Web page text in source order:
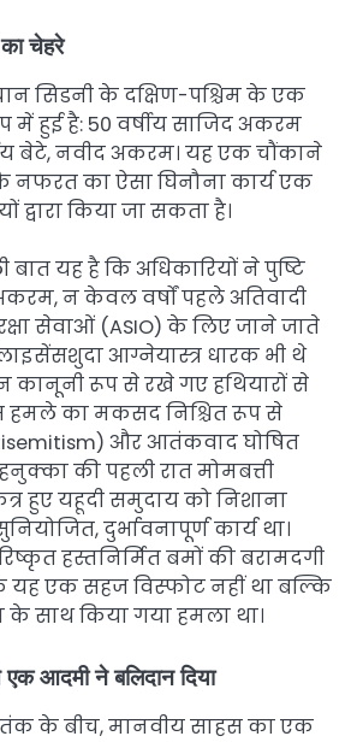
चेहरे
सिडनी के दक्षिण-पश्चिम के एक
में हुई है: 50 वर्षीय साजिद अकरम
बेटे, नवीद अकरम। यह एक चौंकाने
नफरत का ऐसा घिनौना कार्य एक
द्वारा किया जा सकता है।
यह है कि अधिकारियों ने पुष्टि
न केवल वर्षों पहले अतिवादी
सेवाओं (ASIO) के लिए जाने जाते
आग्नेयास्त्र धारक भी थे
कानूनी रूप से रखे गए हथियारों से
हमले का मकसद निश्चित रूप से
और आतंकवाद घोषित
की पहली रात मोमबत्ती
हुए यहूदी समुदाय को निशाना
दुर्भावनापूर्ण कार्य था।
हस्तनिर्मित बमों की बरामदगी
यह एक सहज विस्फोट नहीं था बल्कि
के साथ किया गया हमला था।
आदमी ने बलिदान दिया
के बीच, मानवीय साहस का एक